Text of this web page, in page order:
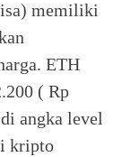
memiliki
ETH
( Rp
angka level
kripto